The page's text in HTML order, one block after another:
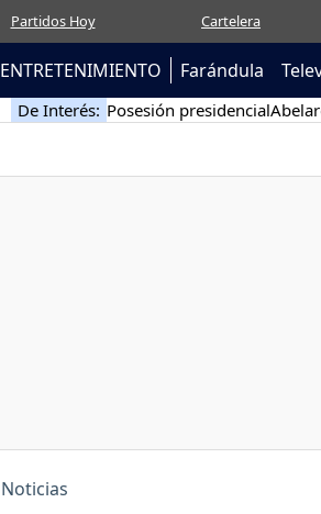
Partidos Hoy Cartelera
ENTRETENIMIENTO Farándula
De Interés: Posesión presidencial
Noticias